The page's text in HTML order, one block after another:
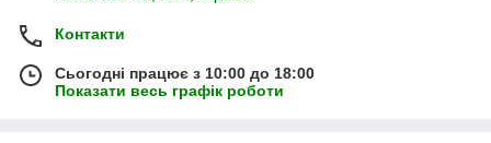
Контакти
Сьогодні працює з 10:00 до 18:00
Показати весь графік роботи